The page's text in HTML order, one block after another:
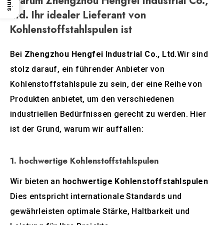
Ltd. Ihr idealer Lieferant von
Kohlenstoffstahlspulen ist
Bei Zhengzhou Hengfei Industrial Co., Ltd.Wir sind
stolz darauf, ein führender Anbieter von
Kohlenstoffstahlspule zu sein, der eine Reihe von
Produkten anbietet, um den verschiedenen
industriellen Bedürfnissen gerecht zu werden. Hier
ist der Grund, warum wir auffallen:
1. hochwertige Kohlenstoffstahlspulen
Wir bieten an hochwertige Kohlenstoffstahlspulen
Dies entspricht internationale Standards und
gewährleisten optimale Stärke, Haltbarkeit und